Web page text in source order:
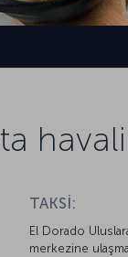
TAKSİ:
El Dorado
merkezine